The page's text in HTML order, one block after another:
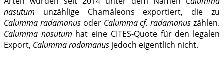
nasutum unzählige Chamäleons exportiert, die zu
Calumma radamanus oderCalumma cf. radamanus zählen.
Calumma nasutum hat eine CITES-Quote für den legalen
Export, Calumma radamanus jedoch eigentlich nicht.